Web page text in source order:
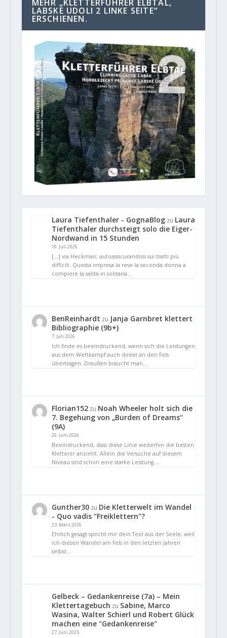
MEHR „KLETTERFÜHRER ELBTAL,
LABSKE UDOLI 2 LINKE SEITE“
ERSCHIENEN.
Laura Tiefenthaler - GognaBlogzu Laura
Tiefenthaler durchsteigt solo die Eiger-
Nordwand in 15 Stunden
10. Juli 2026
[…] via Heckmair, autoassicurandosi sui tratti più
difficili. Questa impresa la rese la seconda donna a
compiere la salita in solitaria…
BenReinhardt zu Janja Garnbret klettert
Bibliographie (9b+)
7. Juli 2026
Ich finde es beeindruckend, wenn sich die Leistungen
aus dem Wettkampf auch direkt an den Fels
übertragen. Draußen braucht man…
Florian152zu Noah Wheeler holt sich die
7. Begehung von „Burden of Dreams“
(9A)
26. Juni 2026
Beeindruckend, dass diese Linie weiterhin die besten
Kletterer anzieht. Allein die Versuche auf diesem
Niveau sind schon eine starke Leistung.…
Gunther30zu Die Kletterwelt im Wandel
- Quo vadis "Freiklettern"?
23. März 2026
Ehrlich gesagt spricht mir dein Text aus der Seele, weil
ich diesen Wandel am Fels in den letzten Jahren
selbst…
Gelbeck – Gedankenreise (7a) – Mein
Klettertagebuch zu Sabine, Marco
Wasina, Walter Schierl und Robert Glück
machen eine "Gedankenreise"
27. Juni 2025